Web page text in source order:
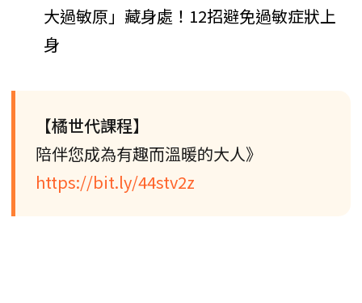
大過敏原」藏身處！12招避免過敏症狀上
身
【橘世代課程】
陪伴您成為有趣而溫暖的大人》
https://bit.ly/44stv2z